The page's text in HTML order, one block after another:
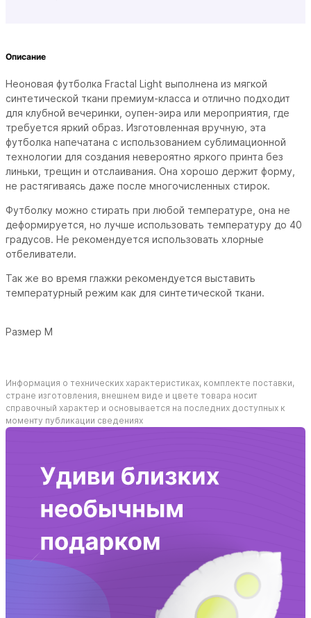
Описание
Неоновая футболка Fractal Light выполнена из мягкой
синтетической ткани премиум-класса и отлично подходит
для клубной вечеринки, оупен-эира или мероприятия, где
требуется яркий образ. Изготовленная вручную, эта
футболка напечатана с использованием сублимационной
технологии для создания невероятно яркого принта без
линьки, трещин и отслаивания. Она хорошо держит форму,
не растягиваясь даже после многочисленных стирок.
Футболку можно стирать при любой температуре, она не
деформируется, но лучше использовать температуру до 40
градусов. Не рекомендуется использовать хлорные
отбеливатели.
Так же во время глажки рекомендуется выставить
температурный режим как для синтетической ткани.
Размер М
Информация о технических характеристиках, комплекте поставки,
стране изготовления, внешнем виде и цвете товара носит
справочный характер и основывается на последних доступных к
моменту публикации сведениях